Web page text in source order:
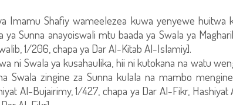
Imamu Shafiy wameelezea kuwa yenyewe huitwa
ya Sunna anayoiswali mtu baada ya Swala ya
1/206, chapa ya Dar Al-Kitab Al-Islamiy].
ni Swala ya kusahaulika, hii ni kutokana na watu
Swala zingine za Sunna kulala na mambo
Al-Bujairimy, 1/427, chapa ya Dar Al-Fikr,